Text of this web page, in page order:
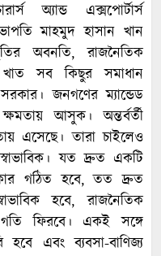
অ্যান্ড এক্সপোর্টার্স
মাহমুদ হাসান খান
অবনতি, রাজনৈতিক
খাত সব কিছুর সমাধান
জনগণের ম্যান্ডেড
আসুক। অন্তর্বর্তী
এসেছে। তারা চাইলেও
যত দ্রুত একটি
গঠিত হবে, তত দ্রুত
হবে, রাজনৈতিক
ফিরবে। একই সঙ্গে
হবে এবং ব্যবসা-বাণিজ্য